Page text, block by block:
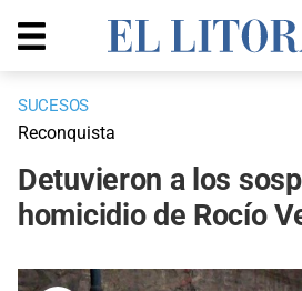
SUCESOS
Reconquista
Detuvieron a los
homicidio de Rocío